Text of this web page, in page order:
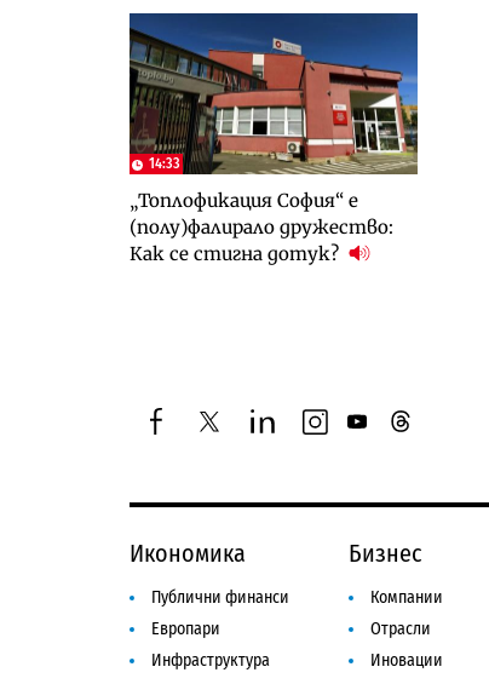
14:33
„Топлофикация София“ e
(полу)фалирало дружество:
Как се стигна дотук?
facebooktwitterlinkedininstagram
youtubethreads
Икономика
Публични финанси
Европари
Инфраструктура
Бизнес
Компании
Отрасли
Иновации